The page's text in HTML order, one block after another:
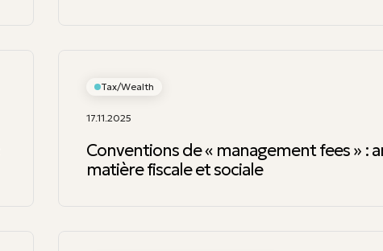
Tax/Wealth
17.11.2025
Conventions de « management fees » :
matière fiscale et sociale